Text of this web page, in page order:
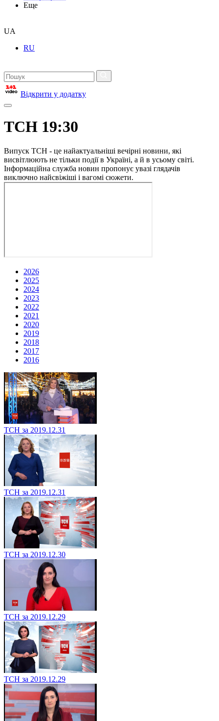
Еще
UA
RU
Відкрити у додатку
ТСН 19:30
Випуск ТСН - це найактуальніші вечірні новини, які
висвітлюють не тільки події в Україні, а й в усьому світі.
Інформаційна служба новин пропонує увазі глядачів
виключно найсвіжіші і вагомі сюжети.
2026
2025
2024
2023
2022
2021
2020
2019
2018
2017
2016
ТСН за 2019.12.31
ТСН за 2019.12.31
ТСН за 2019.12.30
ТСН за 2019.12.29
ТСН за 2019.12.29